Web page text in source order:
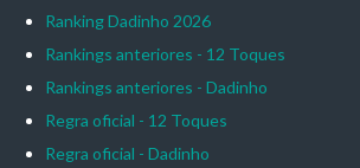
Ranking Dadinho 2026
Rankings anteriores - 12 Toques
Rankings anteriores - Dadinho
Regra oficial - 12 Toques
Regra oficial - Dadinho